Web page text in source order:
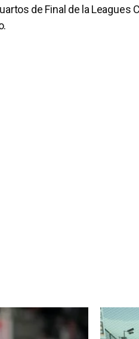
de Final de la Leagues